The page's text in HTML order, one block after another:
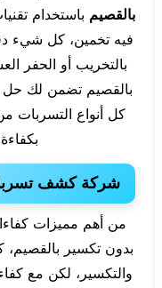
بالقصيم باستخدام
فيه تخمين، كل شيء
بالتخريب أو الحفر
بالقصيم تضمن لك حل
كل أنواع التسربات
شركة كشف
من أهم مميزات
بدون تكسير بالقصيم،
والتكسير، لكن مع